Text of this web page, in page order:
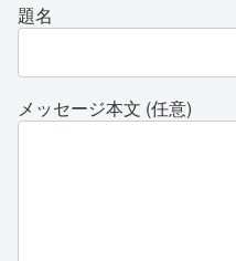
題名
メッセージ本文 (任意)